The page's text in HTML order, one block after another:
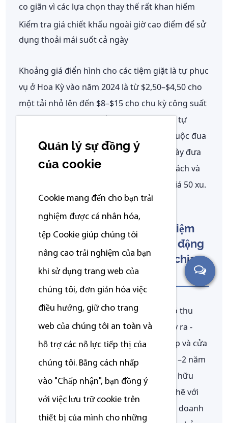
co giãn vì các lựa chọn thay thế rất khan hiếm
Kiểm tra giá chiết khấu ngoài giờ cao điểm để sử
dụng thoải mái suốt cả ngày
Khoảng giá điển hình cho các tiệm giặt là tự phục
vụ ở Hoa Kỳ vào năm 2024 là từ$2,50–$4,50 cho
một tải nhỏ lên đến $8–$15 cho chu kỳ công suất
lớn. Đừng định giá thấp — một tiệm giặt tự
động chỉ cạnh tranh về giá cũng là một cuộc đua
xuống đáy và khách hàng trong ngành này đưa
ra quyết định chủ yếu dựa trên khoảng cách và
độ sạch sẽ, chứ không phải chênh lệch giá 50 xu.
Làm thế nào để vận hành một tiệm
giặt tự động thành công
: Hoạt động
hàng ngày và thói quen phân chia
các cửa hàng có lợi nhuận
Ngành giặt tự động nổi tiếng là ngành có thu
nhập bán thụ động, và điều đó có thể xảy ra -
nhưng chỉ sau khi hệ thống được thiết lập và cửa
hàng đạt đến hoạt động ổn định. Trong 1–2 năm
đầu tiên, sự tham gia tích cực của chủ sở hữu
vào hoạt động có mối tương quan chặt chẽ với
việc giữ chân khách hàng và tăng trưởng doanh
Quản lý sự đồng ý
của cookie
Cookie mang đến cho bạn trải
nghiệm được cá nhân hóa,
tệp Сookie giúp chúng tôi
nâng cao trải nghiệm của bạn
khi sử dụng trang web của
chúng tôi, đơn giản hóa việc
điều hướng, giữ cho trang
web của chúng tôi an toàn và
hỗ trợ các nỗ lực tiếp thị của
chúng tôi. Bằng cách nhấp
vào "Chấp nhận", bạn đồng ý
với việc lưu trữ cookie trên
thiết bị của mình cho những